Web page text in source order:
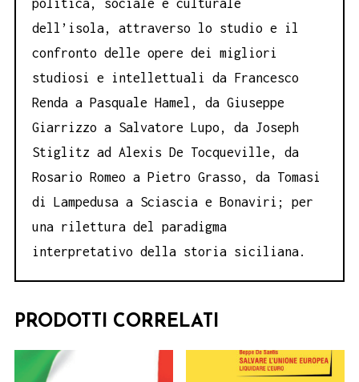
politica, sociale e culturale
dell’isola, attraverso lo studio e il
confronto delle opere dei migliori
studiosi e intellettuali da Francesco
Renda a Pasquale Hamel, da Giuseppe
Giarrizzo a Salvatore Lupo, da Joseph
Stiglitz ad Alexis De Tocqueville, da
Rosario Romeo a Pietro Grasso, da Tomasi
di Lampedusa a Sciascia e Bonaviri; per
una rilettura del paradigma
interpretativo della storia siciliana.
PRODOTTI CORRELATI